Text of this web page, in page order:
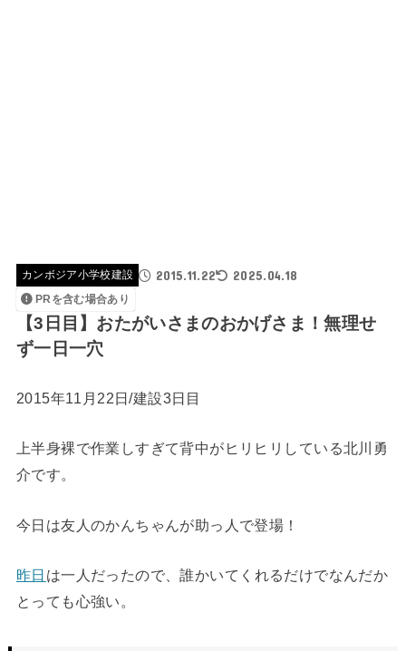
カンボジア小学校建設 2015.11.22 2025.04.18
PRを含む場合あり
【3日目】おたがいさまのおかげさま！無理せ
ず一日一穴
2015年11月22日/建設3日目
上半身裸で作業しすぎて背中がヒリヒリしている北川勇
介です。
今日は友人のかんちゃんが助っ人で登場！
昨日 は一人だったので、誰かいてくれるだけでなんだか
とっても心強い。